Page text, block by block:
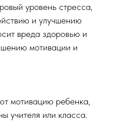
уровень стресса,
и улучшению
вреда здоровью и
мотивации и
мотивацию ребенка,
учителя или класса.